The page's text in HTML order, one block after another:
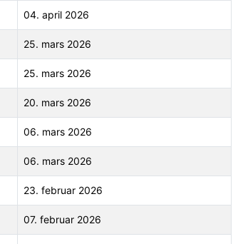
04. april 2026
25. mars 2026
25. mars 2026
20. mars 2026
06. mars 2026
06. mars 2026
23. februar 2026
07. februar 2026